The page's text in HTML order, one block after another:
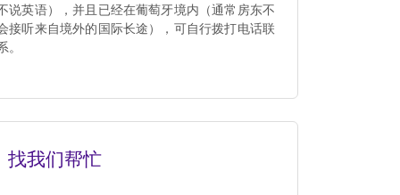
说英语），并且已经在葡萄牙境内（通常房东不
接听来自境外的国际长途），可自行拨打电话联
。
找我们帮忙